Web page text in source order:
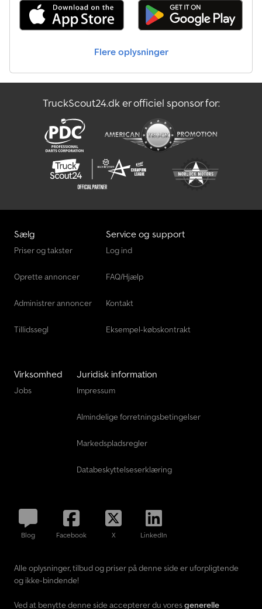
Flere oplysninger
TruckScout24.dk er officiel sponsor for:
Sælg
Priser og takster
Oprette annoncer
Administrer annoncer
Tillidssegl
Service og support
Log ind
FAQ/Hjælp
Kontakt
Eksempel-købskontrakt
Virksomhed
Jobs
Juridisk information
Impressum
Almindelige forretningsbetingelser
Markedspladsregler
Databeskyttelseserklæring
Blog Facebook X LinkedIn
Alle oplysninger, tilbud og priser på denne side er uforpligtende
og ikke-bindende!
Ved at benytte denne side accepterer du voresgenerelle